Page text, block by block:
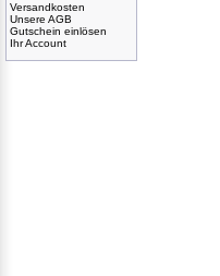
Versandkosten
Unsere AGB
Gutschein einlösen
Ihr Account